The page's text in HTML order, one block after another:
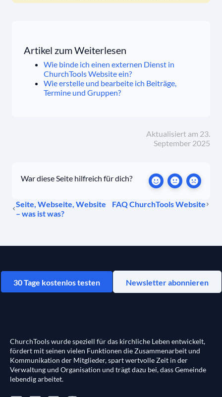
Artikel zum Weiterlesen
Wie binde ich einen externen Dienst in
ChurchTools Website ein?
Wie erstelle und bearbeite ich Beiträge,
Termine und Gruppen?
Aktualisiert am 23.
September 2025
War diese Seite hilfreich für dich?
Seite, Webseite, Website
– was ist was?
FAQ ChurchTools Website
30 Tage kostenlos testen Newsletter abonnieren
ChurchTools wurde speziell für das kirchliche Leben entwickelt,
fördert mit seinen vielen Funktionen die Zusammenarbeit und
Kommunikation der Mitglieder, spart wertvolle Zeit in der
Verwaltung und Organisation und trägt dazu bei, dass Gemeinde
lebendig arbeitet.